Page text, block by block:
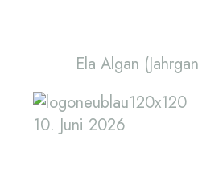
Ela Algan
10. Juni 2026